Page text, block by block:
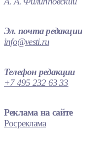
Эл. почта редакции
info@vesti.ru
Телефон редакции
+7 495 232 63 33
Реклама на сайте
Росреклама